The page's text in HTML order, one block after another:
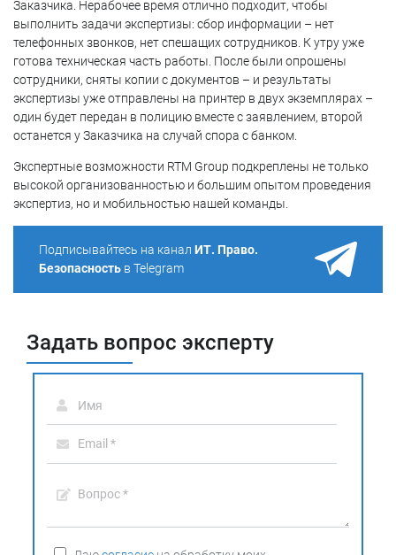
Заказчика. Нерабочее время отлично подходит, чтобы
выполнить задачи экспертизы: сбор информации – нет
телефонных звонков, нет спешащих сотрудников. К утру уже
готова техническая часть работы. После были опрошены
сотрудники, сняты копии с документов – и результаты
экспертизы уже отправлены на принтер в двух экземплярах –
один будет передан в полицию вместе с заявлением, второй
останется у Заказчика на случай спора с банком.
Экспертные возможности RTM Group подкреплены не только
высокой организованностью и большим опытом проведения
экспертиз, но и мобильностью нашей команды.
Подписывайтесь на канал ИТ. Право.
Безопасность в Telegram
Задать вопрос эксперту